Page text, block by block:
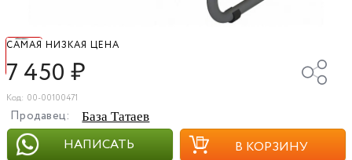
САМАЯ НИЗКАЯ ЦЕНА
7 450₽
Код: 00-00100471
Продавец: База Татаев
НАПИСАТЬ В КОРЗИНУ